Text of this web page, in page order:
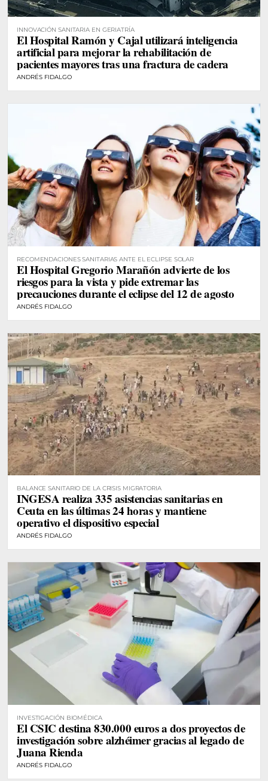
INNOVACIÓN SANITARIA EN GERIATRÍA
El Hospital Ramón y Cajal utilizará inteligencia
artificial para mejorar la rehabilitación de
pacientes mayores tras una fractura de cadera
ANDRÉS FIDALGO
RECOMENDACIONES SANITARIAS ANTE EL ECLIPSE SOLAR
El Hospital Gregorio Marañón advierte de los
riesgos para la vista y pide extremar las
precauciones durante el eclipse del 12 de agosto
ANDRÉS FIDALGO
BALANCE SANITARIO DE LA CRISIS MIGRATORIA
INGESA realiza 335 asistencias sanitarias en
Ceuta en las últimas 24 horas y mantiene
operativo el dispositivo especial
ANDRÉS FIDALGO
INVESTIGACIÓN BIOMÉDICA
El CSIC destina 830.000 euros a dos proyectos de
investigación sobre alzhéimer gracias al legado de
Juana Rienda
ANDRÉS FIDALGO